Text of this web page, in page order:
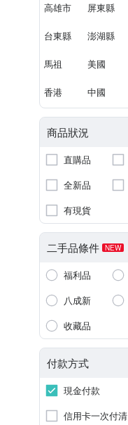
高雄市 屏東縣
台東縣 澎湖縣
馬祖 美國
香港 中國
商品狀況
直購品
全新品
有現貨
二手品條件 NEW
福利品
八成新
收藏品
付款方式
現金付款
信用卡一次付清